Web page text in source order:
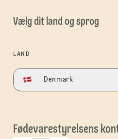
Vælg dit land og sprog
LAND
Denmark
Fødevarestyrelsens